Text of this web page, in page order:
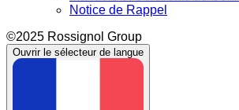
Notice de Rappel
©2025 Rossignol Group
Ouvrir le sélecteur de langue